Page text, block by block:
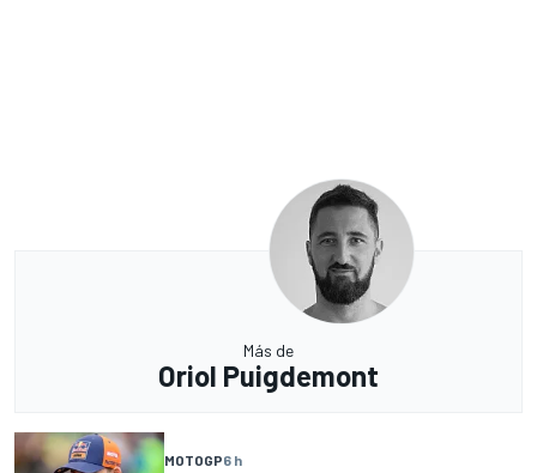
Más de
Oriol Puigdemont
MOTOGP6 h